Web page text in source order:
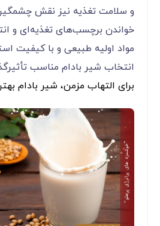
و سلامت تغذیه نیز نقش
خواندن برچسب‌های تغذیه‌ای و
مواد اولیه طبیعی و با کیفیت
انتخاب شیر بادام مناسب
برای التهاب مزمن، شیر بادام